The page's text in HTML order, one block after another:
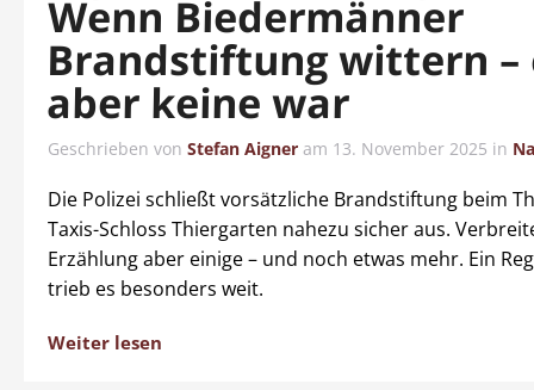
Wenn Biedermänner
Brandstiftung wittern –
aber keine war
Geschrieben von Stefan Aigner am 13. November 2025 in
Die Polizei schließt vorsätzliche Brandstiftung beim
Taxis-Schloss Thiergarten nahezu sicher aus.
Erzählung aber einige – und noch etwas mehr. Ein
trieb es besonders weit.
Weiter lesen